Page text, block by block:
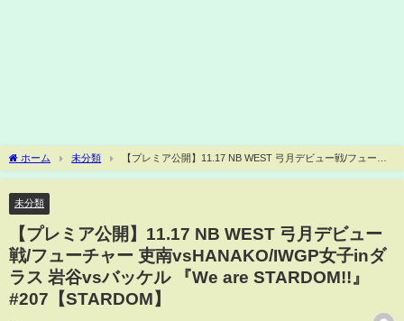
ホーム 未分類
【プレミア公開】11.17 NB WEST 弓月デビュー戦/フューチ
ャー 吏南vsHANAKO/IWGP女子inダラス 岩谷vsバッケル 『We are STARDOM!!』
未分類
【プレミア公開】11.17 NB WEST 弓月デビュー
戦/フューチャー 吏南vsHANAKO/IWGP女子inダ
ラス 岩谷vsバッケル 『We are STARDOM!!』
#207【STARDOM】